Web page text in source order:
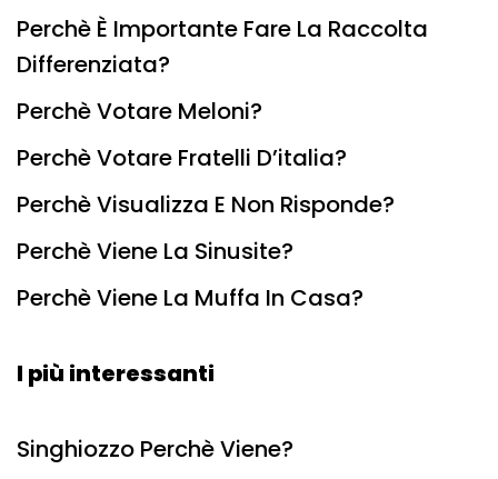
Perchè È Importante Fare La Raccolta
Differenziata?
Perchè Votare Meloni?
Perchè Votare Fratelli D’italia?
Perchè Visualizza E Non Risponde?
Perchè Viene La Sinusite?
Perchè Viene La Muffa In Casa?
I più interessanti
Singhiozzo Perchè Viene?